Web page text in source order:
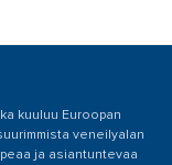
kuuluu Euroopan
veneilyalan
ja asiantuntevaa